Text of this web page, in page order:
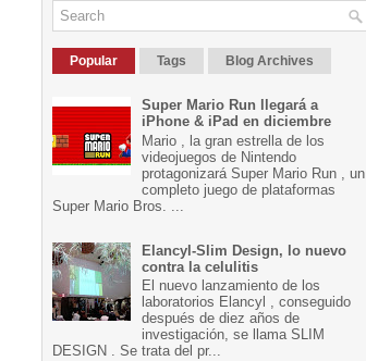
Popular Tags Blog Archives
Super Mario Run llegará a
iPhone & iPad en diciembre
Mario , la gran estrella de los
videojuegos de Nintendo
protagonizará Super Mario Run , un
completo juego de plataformas
Super Mario Bros. ...
Elancyl-Slim Design, lo nuevo
contra la celulitis
El nuevo lanzamiento de los
laboratorios Elancyl , conseguido
después de diez años de
investigación, se llama SLIM
DESIGN . Se trata del pr...